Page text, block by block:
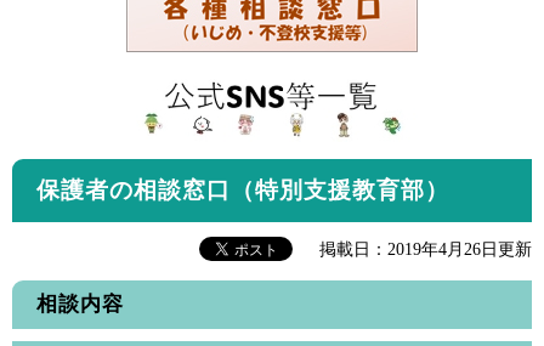
保護者の相談窓口（特別支援教育部）
掲載日：2019年4月26日更新
相談内容